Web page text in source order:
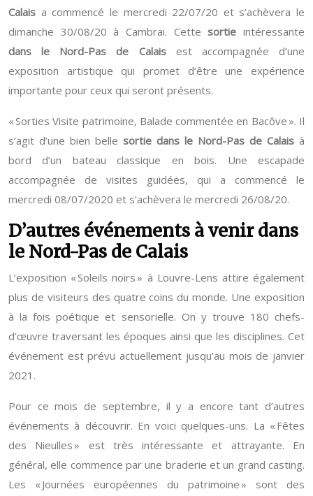
Calais a commencé le mercredi 22/07/20 et s’achèvera le
dimanche 30/08/20 à Cambrai. Cettesortie intéressante
dans le Nord-Pas de Calaisest accompagnée d’une
exposition artistique qui promet d’être une expérience
importante pour ceux qui seront présents.
« Sorties Visite patrimoine, Balade commentée en Bacôve ». Il
s’agit d’une bien belle sortie dans le Nord-Pas de Calais à
bord d’un bateau classique en bois. Une escapade
accompagnée de visites guidées, qui a commencé le
mercredi 08/07/2020 et s’achèvera le mercredi 26/08/20.
D’autres événements à venir dans
le Nord-Pas de Calais
L’exposition « Soleils noirs » à Louvre-Lens attire également
plus de visiteurs des quatre coins du monde. Une exposition
à la fois poétique et sensorielle. On y trouve 180 chefs-
d’œuvre traversant les époques ainsi que les disciplines. Cet
événement est prévu actuellement jusqu’au mois de janvier
2021.
Pour ce mois de septembre, il y a encore tant d’autres
événements à découvrir. En voici quelques-uns. La « Fêtes
des Nieulles » est très intéressante et attrayante. En
général, elle commence par une braderie et un grand casting.
Les « Journées européennes du patrimoine » sont des